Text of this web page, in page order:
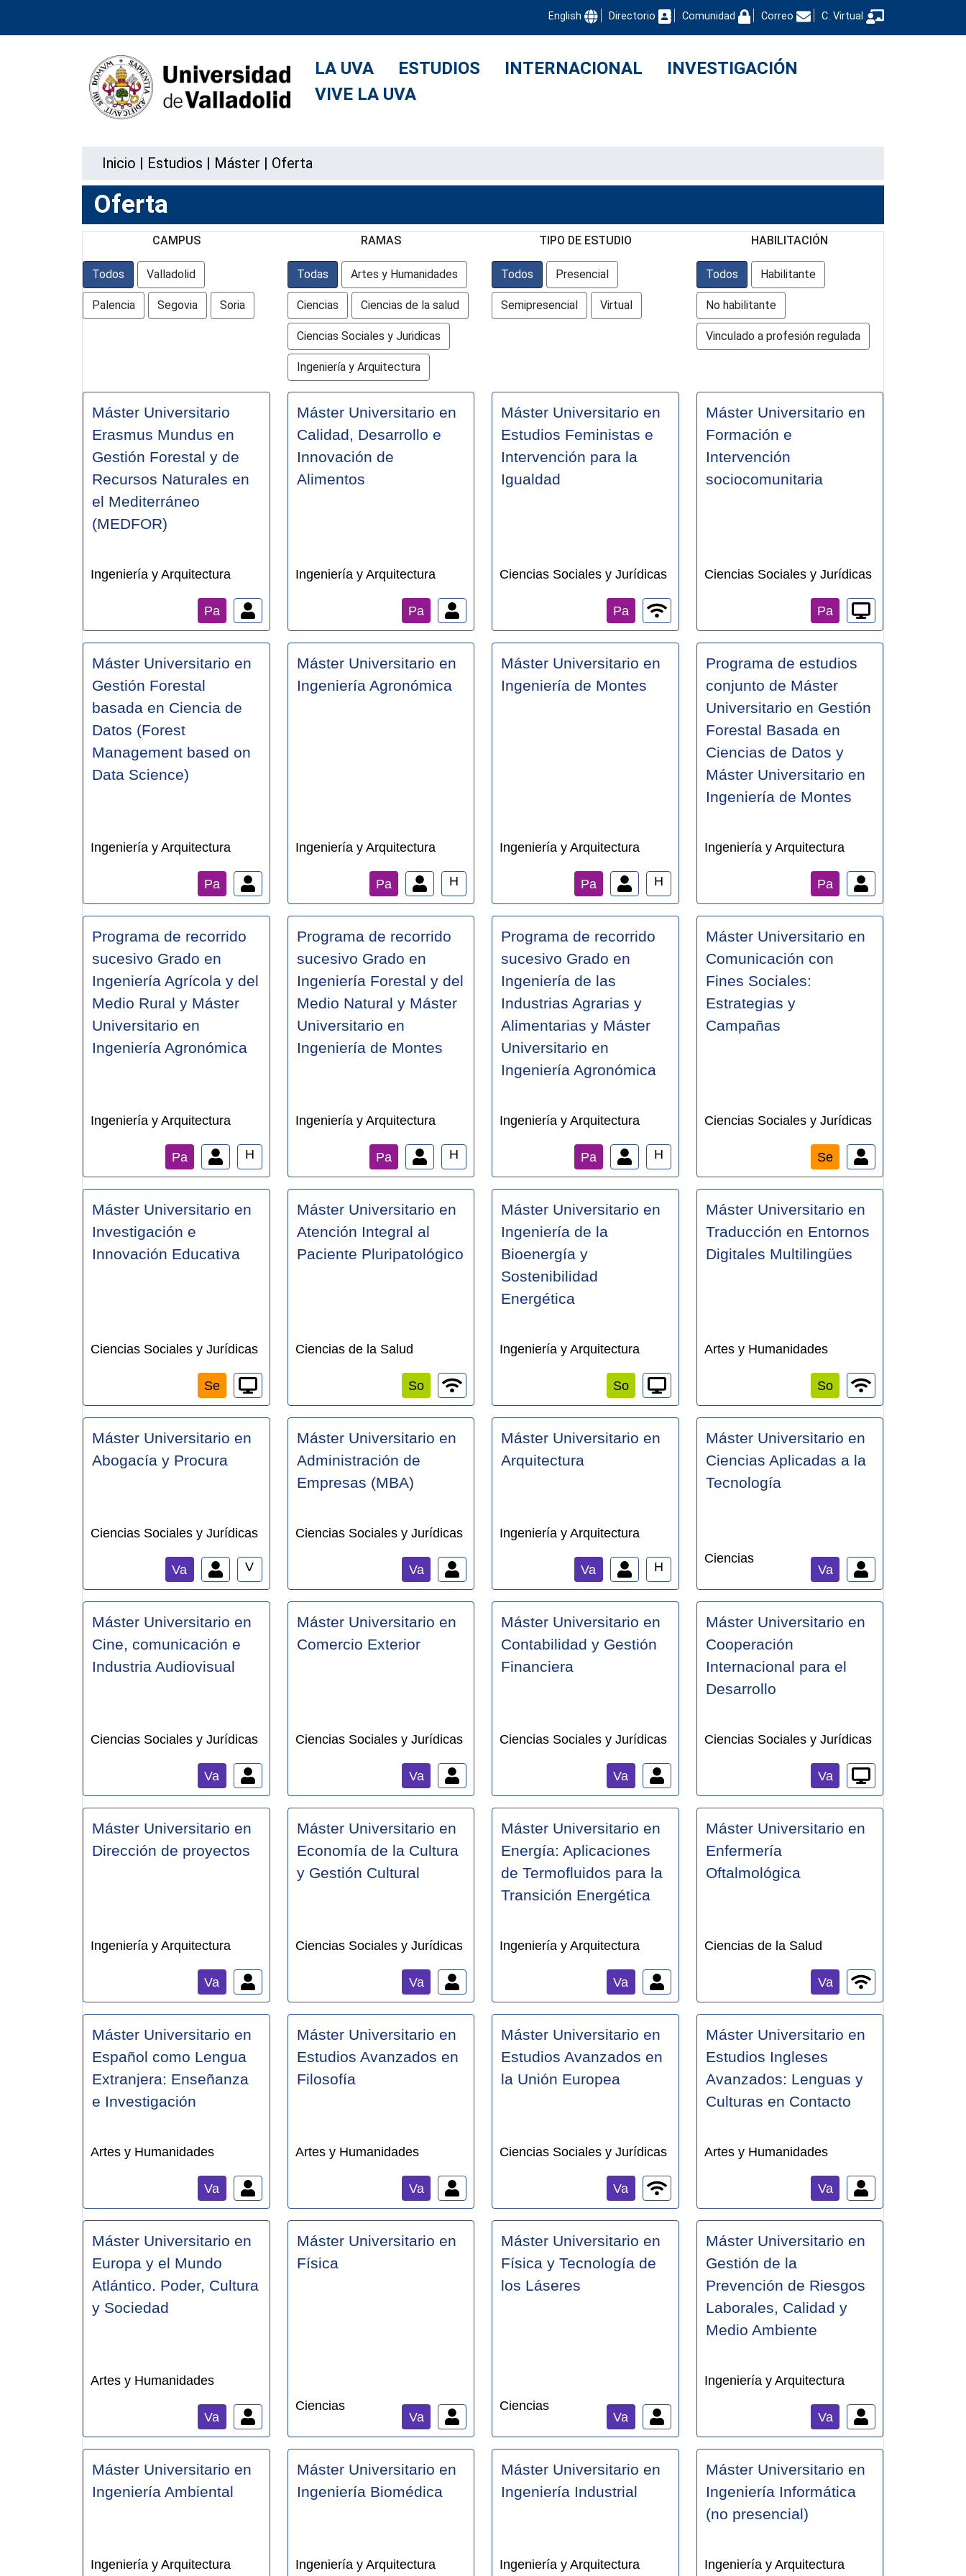
English Directorio Comunidad Correo C. Virtual
LA UVA ESTUDIOS INTERNACIONAL
INVESTIGACIÓN
VIVE LA UVA
Inicio | Estudios | Máster | Oferta
Oferta
CAMPUS
Todos Valladolid
Palencia Segovia Soria
RAMAS
Todas Artes y Humanidades
Ciencias Ciencias de la salud
Ciencias Sociales y Juridicas
Ingeniería y Arquitectura
TIPO DE ESTUDIO
Todos Presencial
Semipresencial Virtual
HABILITACIÓN
Todos Habilitante
No habilitante
Vinculado a profesión regulada
Máster Universitario
Erasmus Mundus en
Gestión Forestal y de
Recursos Naturales en
el Mediterráneo
(MEDFOR)
Ingeniería y Arquitectura
Pa
Máster Universitario en
Calidad, Desarrollo e
Innovación de
Alimentos
Ingeniería y Arquitectura
Pa
Máster Universitario en
Estudios Feministas e
Intervención para la
Igualdad
Ciencias Sociales y Jurídicas
Pa
Máster Universitario en
Formación e
Intervención
sociocomunitaria
Ciencias Sociales y Jurídicas
Pa
Máster Universitario en
Gestión Forestal
basada en Ciencia de
Datos (Forest
Management based on
Data Science)
Ingeniería y Arquitectura
Pa
Máster Universitario en
Ingeniería Agronómica
Ingeniería y Arquitectura
Pa H
Máster Universitario en
Ingeniería de Montes
Ingeniería y Arquitectura
Pa H
Programa de estudios
conjunto de Máster
Universitario en Gestión
Forestal Basada en
Ciencias de Datos y
Máster Universitario en
Ingeniería de Montes
Ingeniería y Arquitectura
Pa
Programa de recorrido
sucesivo Grado en
Ingeniería Agrícola y del
Medio Rural y Máster
Universitario en
Ingeniería Agronómica
Ingeniería y Arquitectura
Pa H
Programa de recorrido
sucesivo Grado en
Ingeniería Forestal y del
Medio Natural y Máster
Universitario en
Ingeniería de Montes
Ingeniería y Arquitectura
Pa H
Programa de recorrido
sucesivo Grado en
Ingeniería de las
Industrias Agrarias y
Alimentarias y Máster
Universitario en
Ingeniería Agronómica
Ingeniería y Arquitectura
Pa H
Máster Universitario en
Comunicación con
Fines Sociales:
Estrategias y
Campañas
Ciencias Sociales y Jurídicas
Se
Máster Universitario en
Investigación e
Innovación Educativa
Ciencias Sociales y Jurídicas
Se
Máster Universitario en
Atención Integral al
Paciente Pluripatológico
Ciencias de la Salud
So
Máster Universitario en
Ingeniería de la
Bioenergía y
Sostenibilidad
Energética
Ingeniería y Arquitectura
So
Máster Universitario en
Traducción en Entornos
Digitales Multilingües
Artes y Humanidades
So
Máster Universitario en
Abogacía y Procura
Ciencias Sociales y Jurídicas
Va V
Máster Universitario en
Administración de
Empresas (MBA)
Ciencias Sociales y Jurídicas
Va
Máster Universitario en
Arquitectura
Ingeniería y Arquitectura
Va H
Máster Universitario en
Ciencias Aplicadas a la
Tecnología
Ciencias
Va
Máster Universitario en
Cine, comunicación e
Industria Audiovisual
Ciencias Sociales y Jurídicas
Va
Máster Universitario en
Comercio Exterior
Ciencias Sociales y Jurídicas
Va
Máster Universitario en
Contabilidad y Gestión
Financiera
Ciencias Sociales y Jurídicas
Va
Máster Universitario en
Cooperación
Internacional para el
Desarrollo
Ciencias Sociales y Jurídicas
Va
Máster Universitario en
Dirección de proyectos
Ingeniería y Arquitectura
Va
Máster Universitario en
Economía de la Cultura
y Gestión Cultural
Ciencias Sociales y Jurídicas
Va
Máster Universitario en
Energía: Aplicaciones
de Termofluidos para la
Transición Energética
Ingeniería y Arquitectura
Va
Máster Universitario en
Enfermería
Oftalmológica
Ciencias de la Salud
Va
Máster Universitario en
Español como Lengua
Extranjera: Enseñanza
e Investigación
Artes y Humanidades
Va
Máster Universitario en
Estudios Avanzados en
Filosofía
Artes y Humanidades
Va
Máster Universitario en
Estudios Avanzados en
la Unión Europea
Ciencias Sociales y Jurídicas
Va
Máster Universitario en
Estudios Ingleses
Avanzados: Lenguas y
Culturas en Contacto
Artes y Humanidades
Va
Máster Universitario en
Europa y el Mundo
Atlántico. Poder, Cultura
y Sociedad
Artes y Humanidades
Va
Máster Universitario en
Física
Ciencias
Va
Máster Universitario en
Física y Tecnología de
los Láseres
Ciencias
Va
Máster Universitario en
Gestión de la
Prevención de Riesgos
Laborales, Calidad y
Medio Ambiente
Ingeniería y Arquitectura
Va
Máster Universitario en
Ingeniería Ambiental
Ingeniería y Arquitectura
Máster Universitario en
Ingeniería Biomédica
Ingeniería y Arquitectura
Máster Universitario en
Ingeniería Industrial
Ingeniería y Arquitectura
Máster Universitario en
Ingeniería Informática
(no presencial)
Ingeniería y Arquitectura